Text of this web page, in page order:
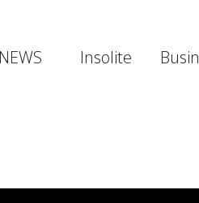
NEWS Insolite